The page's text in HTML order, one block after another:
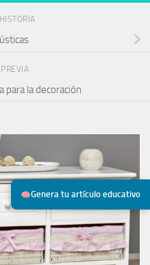
Genera tu artículo educativo
para la decoración